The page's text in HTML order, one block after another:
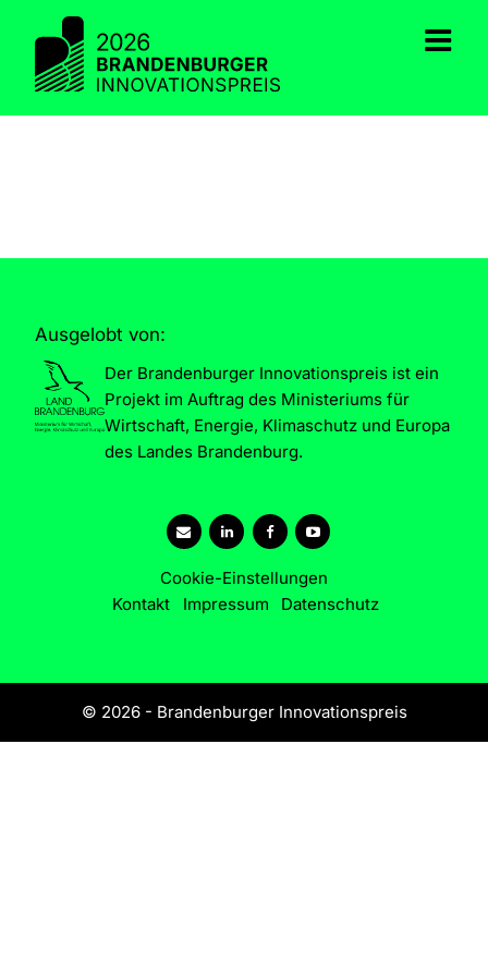
Inhalt
springen
Ausgelobt von:
Der Brandenburger Innovationspreis ist ein
Projekt im Auftrag des Ministeriums für
Wirtschaft, Energie, Klimaschutz und Europa
des Landes Brandenburg.
Cookie-Einstellungen
Kontakt
Impressum Datenschutz
© 2026 - Brandenburger Innovationspreis